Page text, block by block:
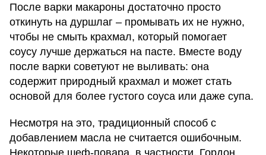
После варки макароны достаточно просто
откинуть на дуршлаг – промывать их не нужно,
чтобы не смыть крахмал, который помогает
соусу лучше держаться на пасте. Вместе воду
после варки советуют не выливать: она
содержит природный крахмал и может стать
основой для более густого соуса или даже супа.
Несмотря на это, традиционный способ с
добавлением масла не считается ошибочным.
Некоторые шеф-повара, в частности, Гордон